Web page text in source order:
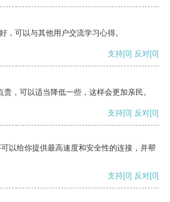
，可以与其他用户交流学习心得。
支持[0] 反对[0]
，可以适当降低一些，这样会更加亲民。
支持[0] 反对[0]
以给你提供最高速度和安全性的连接，并帮
支持[0] 反对[0]